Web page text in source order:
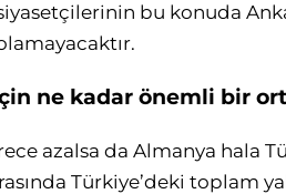
bu konuda
ne kadar önemli bir
azalsa da Almanya hala
Türkiye’deki toplam